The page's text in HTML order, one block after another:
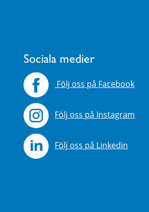
Sociala medier
Följ oss på Facebook
Följ oss på Instagram
Följ oss på Linkedin